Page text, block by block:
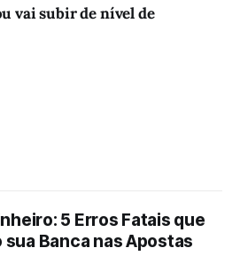
vai subir de nível de
5 Erros Fatais que
Banca nas Apostas